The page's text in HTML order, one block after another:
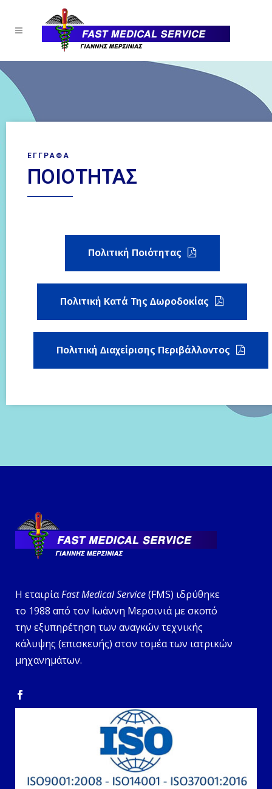
ΕΓΓΡΑΦΑ
ΠΟΙΟΤΗΤΑΣ
Πολιτική Ποιότητας
Πολιτική Κατά Της Δωροδοκίας
Πολιτική Διαχείρισης Περιβάλλοντος
Η εταιρίαFast Medical Service(FMS) ιδρύθηκε
το 1988 από τον Ιωάννη Μερσινιά με σκοπό
την εξυπηρέτηση των αναγκών τεχνικής
κάλυψης (επισκευής) στον τομέα των ιατρικών
μηχανημάτων.